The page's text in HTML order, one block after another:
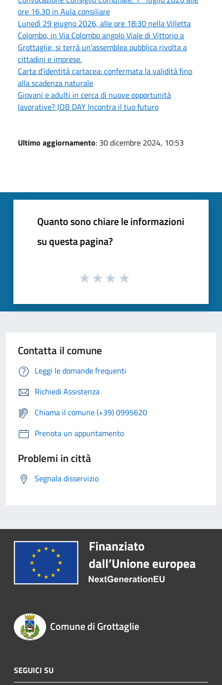
ore 16.30 in Aula consiliare
Lunedì 29 giugno 2026, alle ore 18:30 nella Villetta
Colombo, in Via Colombo angolo Viale di Vittorio a
Grottaglie, si terrà un’assemblea pubblica rivolta a
cittadini e imprese.
Carta d’identità cartacea: confermata la validità fino
alla scadenza naturale
Giovani e adulti in cerca di nuove opportunità
lavorative? JOB DAY Incontra il tuo futuro
Ultimo aggiornamento: 30 dicembre 2024, 10:53
Quanto sono chiare le informazioni
su questa pagina?
Contatta il comune
Leggi le domande frequenti
Richiedi Assistenza
Chiama il comune (+39) 0995620
Prenota un appuntamento
Problemi in città
Segnala disservizio
Comune di Grottaglie
SEGUICI SU